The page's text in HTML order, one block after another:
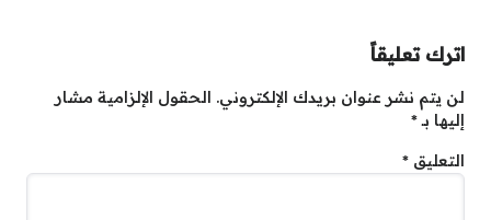
اترك تعليقاً
لن يتم نشر عنوان بريدك الإلكتروني. الحقول الإلزامية مشار
إليها بـ*
التعليق *